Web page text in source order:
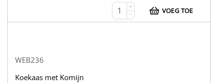
+
−
VOEG TOE
WEB236
Koekaas met Komijn